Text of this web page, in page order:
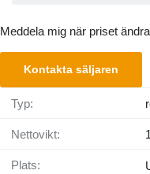
Meddela mig när priset
Kontakta säljaren
Typ:
Nettovikt:
Plats: